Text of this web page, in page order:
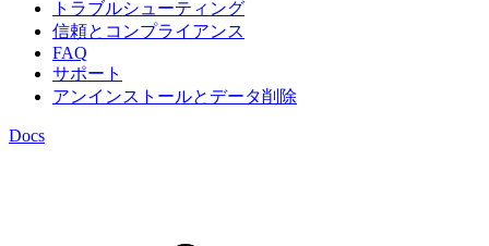
トラブルシューティング
信頼とコンプライアンス
FAQ
サポート
アンインストールとデータ削除
Docs